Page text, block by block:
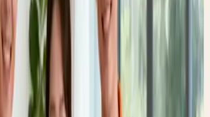
业领军地位，是我们提供可靠保障的基
用评级方面，我们拥有行业极高规格的背
会长单位
协会副会长单位